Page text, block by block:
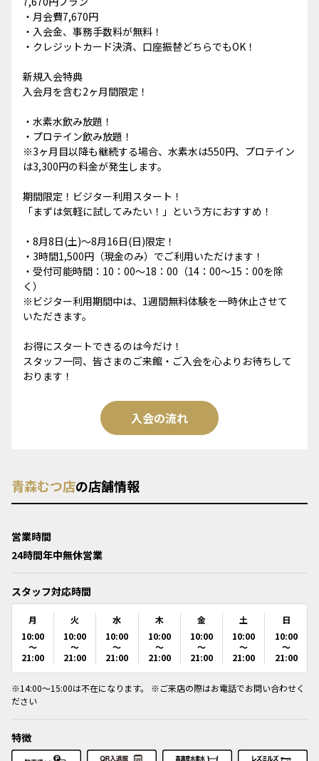
・月会費7,670円
・入会金、事務手数料が無料！
・クレジットカード決済、口座振替どちらでもOK！
新規入会特典
入会月を含む2ヶ月間限定！
・水素水飲み放題！
・プロテイン飲み放題！
※3ヶ月目以降も継続する場合、水素水は550円、プロテイン
は3,300円の料金が発生します。
期間限定！ビジター利用スタート！
「まずは気軽に試してみたい！」という方におすすめ！
・8月8日(土)～8月16日(日)限定！
・3時間1,500円（現金のみ）でご利用いただけます！
・受付可能時間：10：00～18：00（14：00～15：00を除
く）
※ビジター利用期間中は、1週間無料体験を一時休止させて
いただきます。
お得にスタートできるのは今だけ！
スタッフ一同、皆さまのご来館・ご入会を心よりお待ちして
おります！
入会の流れ
青森むつ店の店舗情報
営業時間
24時間年中無休営業
スタッフ対応時間
月
10:00
～
21:00
火
10:00
～
21:00
水
10:00
～
21:00
木
10:00
～
21:00
金
10:00
～
21:00
土
10:00
～
21:00
日
10:00
～
21:00
※14:00～15:00は不在になります。 ※ご来店の際はお電話でお問い合わせく
ださい
特徴